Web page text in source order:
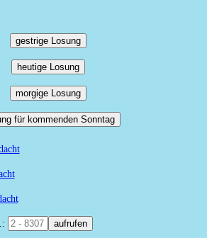
gestrige Losung
heutige Losung
morgige Losung
für kommenden Sonntag
aufrufen